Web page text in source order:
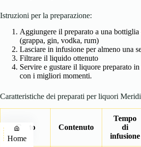
Istruzioni per la preparazione:
Aggiungere il preparato a una bottiglia
(grappa, gin, vodka, rum)
Lasciare in infusione per almeno una
Filtrare il liquido ottenuto
Servire e gustare il liquore preparato
con i migliori momenti.
Caratteristiche dei preparati per liquori
Gusto Contenuto
Tempo
di
infusione
Home